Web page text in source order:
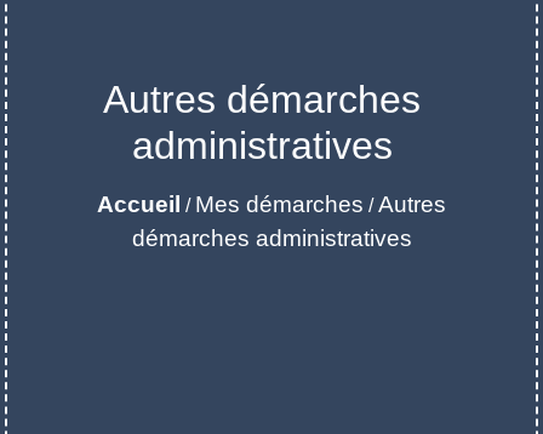
Autres démarches
administratives
Accueil / Mes démarches /Autres
démarches administratives